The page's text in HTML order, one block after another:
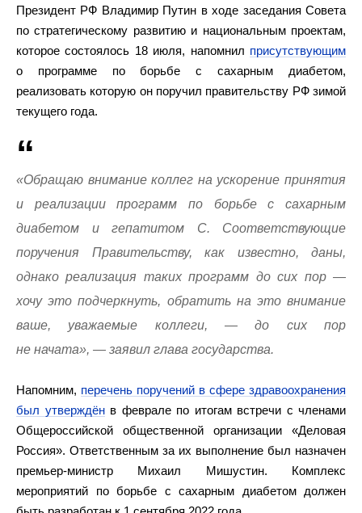
Президент РФ Владимир Путин в ходе заседания Совета
по стратегическому развитию и национальным проектам,
которое состоялось 18 июля, напомнил присутствующим
о программе по борьбе с сахарным диабетом,
реализовать которую он поручил правительству РФ зимой
текущего года.
«Обращаю внимание коллег на ускорение принятия
и реализации программ по борьбе с сахарным
диабетом и гепатитом C. Соответствующие
поручения Правительству, как известно, даны,
однако реализация таких программ до сих пор —
хочу это подчеркнуть, обратить на это внимание
ваше, уважаемые коллеги, — до сих пор
не начата», — заявил глава государства.
Напомним, перечень поручений в сфере здравоохранения
был утверждёнв феврале по итогам встречи с членами
Общероссийской общественной организации «Деловая
Россия». Ответственным за их выполнение был назначен
премьер-министр Михаил Мишустин. Комплекс
мероприятий по борьбе с сахарным диабетом должен